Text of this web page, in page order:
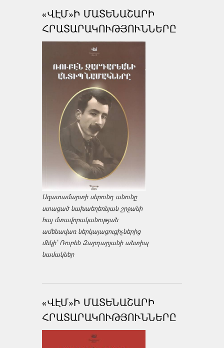
«ՎԷՄ»Ի ՄԱՏԵՆԱՇԱՐԻ
ՀՐԱՏԱՐԱԿՈՒԹՅՈՒՆՆԵՐԸ
Ազատամարտի սերունդ անունը
ստացած նախաեղեռնյան շրջանի
հայ մտավորականության
ամենավառ ներկայացուցիչներից
մեկի՝ Ռուբեն Զարդարյանի անտիպ
նամակներ
«ՎԷՄ»Ի ՄԱՏԵՆԱՇԱՐԻ
ՀՐԱՏԱՐԱԿՈՒԹՅՈՒՆՆԵՐԸ